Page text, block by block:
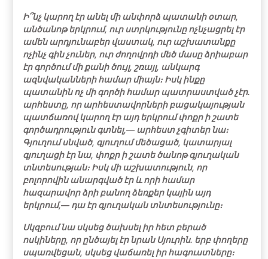
Ի՞նչ կարող էր անել մի անփորձ պատանի օտար,
անծանոթ երկրում, ուր ստրկությունը ոչնչացրել էր
ամեն արդյունաբեր վաստակ, ուր աշխատանքը
ոչինչ գին չուներ, ուր ժողովրդի մեծ մասը ձրիաբար
էր գործում մի քանի ծույլ, շռայլ, անկարգ
ազնվականների համար միայն։ Իսկ ինքը
պատանին ոչ մի գործի համար պատրաստված չէր.
արհեստը, որ արհեստավորների բացակայության
պատճառով կարող էր այդ երկրում փոքր ի շատե
գործադրություն գտնել,― արհեստ չգիտեր նա։
Գյուղում սնված, գյուղում մեծացած, կատարյալ
գյուղացի էր նա, փոքր ի շատե ծանոթ գյուղական
տնտեսության։ Իսկ մի աշխատություն, որ
բոլորովին անարգված էր և որի համար
հազարավոր ձրի բանող ձեռքեր կային այդ
երկրում,― դա էր գյուղական տնտեսությունը։
Սկզբում նա սկսեց ծախսել իր հետ բերած
ոսկիները, որ ընծայել էր նրան Սյուրին. երբ փողերը
սպառվեցան, սկսեց վաճառել իր հագուստները։